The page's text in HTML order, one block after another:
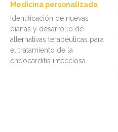
Medicina personalizada
Identificación de nuevas
dianas y desarrollo de
alternativas terapéuticas para
el tratamiento de la
endocarditis infecciosa